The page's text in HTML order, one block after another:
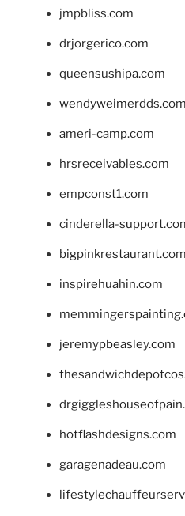
jmpbliss.com
drjorgerico.com
queensushipa.com
wendyweimerdds.com
ameri-camp.com
hrsreceivables.com
empconst1.com
cinderella-
bigpinkrestaurant.com
inspirehuahin.com
jeremypbeasley.com
hotflashdesigns.com
garagenadeau.com